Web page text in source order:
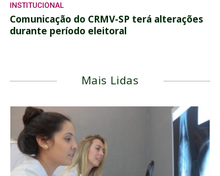
INSTITUCIONAL
Comunicação do CRMV-SP terá alterações
durante período eleitoral
Mais Lidas